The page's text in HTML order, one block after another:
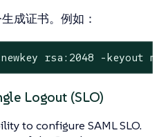
成证书。例如：
rsa:2048 -keyout
Logout (SLO)
to configure SAML SLO.